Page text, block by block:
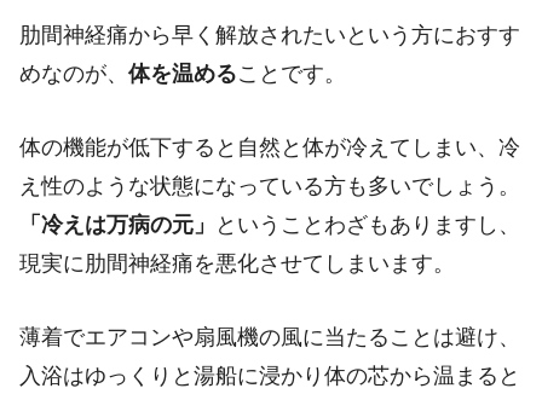
肋間神経痛から早く解放されたいという方におすす
めなのが、 体を温めることです。
体の機能が低下すると自然と体が冷えてしまい、冷
え性のような状態になっている方も多いでしょう。
「冷えは万病の元」
ということわざもありますし、
現実に肋間神経痛を悪化させてしまいます。
薄着でエアコンや扇風機の風に当たることは避け、
入浴はゆっくりと湯船に浸かり体の芯から温まると